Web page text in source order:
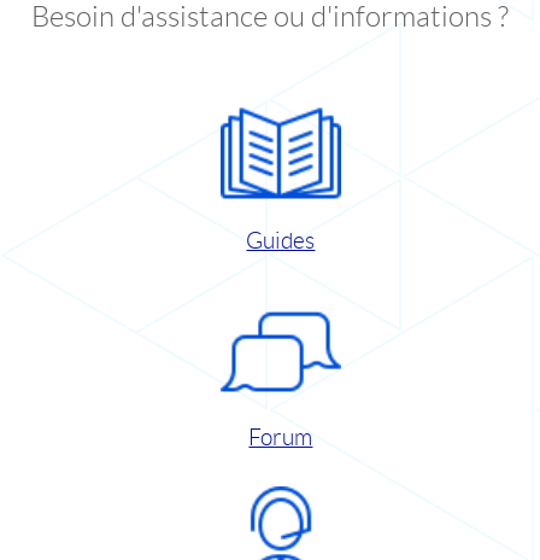
Besoin d'assistance ou d'informations ?
Guides
Forum